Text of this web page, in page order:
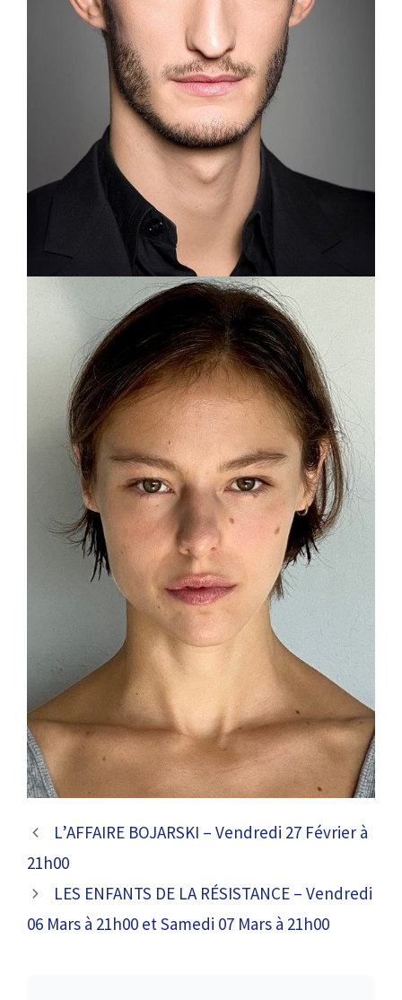
L’AFFAIRE BOJARSKI – Vendredi 27 Février à
21h00
LES ENFANTS DE LA RÉSISTANCE – Vendredi
06 Mars à 21h00 et Samedi 07 Mars à 21h00